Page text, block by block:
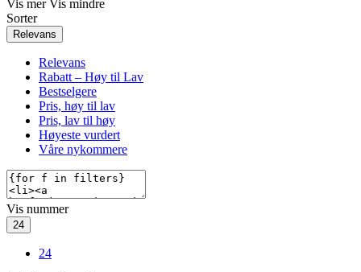
Vis mer Vis mindre
Sorter
Relevans
Relevans
Rabatt – Høy til Lav
Bestselgere
Pris, høy til lav
Pris, lav til høy
Høyeste vurdert
Våre nykommere
Vis nummer
24
24